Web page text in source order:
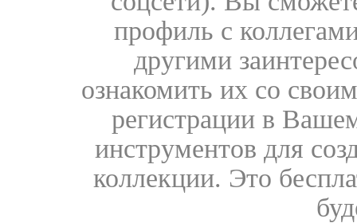
профиль с
другими
ознакомить их со
регистрации в
инструментов для
коллекции. Это